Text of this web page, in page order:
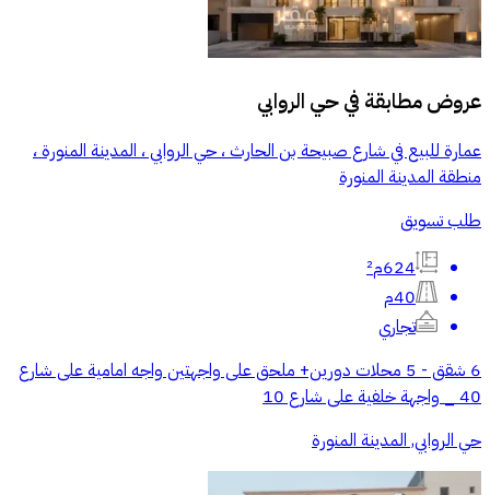
عروض مطابقة فيحي الروابي
عمارة للبيع في شارع صبيحة بن الحارث ، حي الروابي ، المدينة المنورة ،
منطقة المدينة المنورة
طلب تسويق
624م²
40م
تجاري
6 شقق - 5 محلات دورين+ ملحق على واجهتين واجه امامية على شارع
40 _ واجهة خلفية على شارع 10
حي الروابي, المدينة المنورة